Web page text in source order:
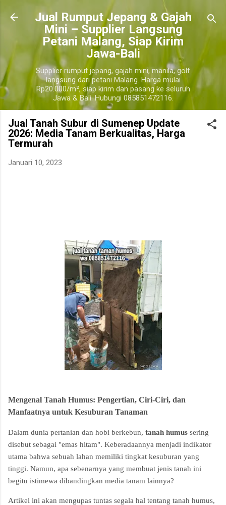
Langsung ke konten utama
​Jual Rumput Jepang & Gajah
Mini – Supplier Langsung
Petani Malang, Siap Kirim
Jawa-Bali
Supplier rumput jepang, gajah mini, manila, golf
langsung dari petani Malang. Harga mulai
Rp20.000/m², siap kirim dan pasang ke seluruh
Jawa & Bali. Hubungi 085851472116.
Jual Tanah Subur di Sumenep Update
2026: Media Tanam Berkualitas, Harga
Termurah
Januari 10, 2023
Mengenal Tanah Humus: Pengertian, Ciri-Ciri, dan
Manfaatnya untuk Kesuburan Tanaman
Dalam dunia pertanian dan hobi berkebun, tanah humus sering
disebut sebagai "emas hitam". Keberadaannya menjadi indikator
utama bahwa sebuah lahan memiliki tingkat kesuburan yang
tinggi. Namun, apa sebenarnya yang membuat jenis tanah ini
begitu istimewa dibandingkan media tanam lainnya?
Artikel ini akan mengupas tuntas segala hal tentang tanah humus,